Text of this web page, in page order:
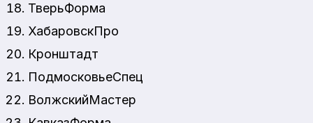
ТверьФорма
ХабаровскПро
Кронштадт
ПодмосковьеСпец
ВолжскийМастер